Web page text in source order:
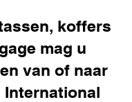
koffers
mag u
van of naar
International